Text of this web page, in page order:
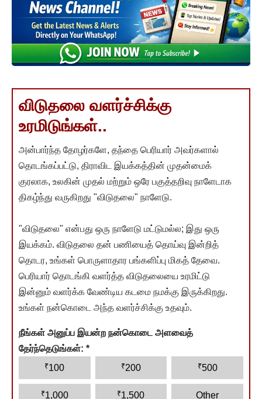
விடுதலை வளர்ச்சிக்கு
உரமிடுங்கள்..
அன்பார்ந்த தோழர்களே, தந்தை பெரியார் அவர்களால்
தொடங்கப்பட்டு, திராவிட இயக்கத்தின் முதன்மைக்
குரலாக, உலகின் முதல் மற்றும் ஒரே பகுத்தறிவு நாளேடாக
திகழ்ந்து வருகிறது "விடுதலை" நாளேடு.
"விடுதலை" என்பது ஒரு நாளேடு மட்டுமல்ல; இது ஒரு
இயக்கம். விடுதலை தன் பணியைத் தொய்வு இன்றித்
தொடர, உங்கள் பொருளாதார பங்களிப்பு மிகத் தேவை.
பெரியார் தொடங்கி வளர்த்த விடுதலையை உரமிட்டு
இன்னும் வளர்க்க வேண்டிய கடமை நமக்கு இருக்கிறது.
உங்கள் நன்கொடை அந்த வளர்ச்சிக்கு உதவும்.
நீங்கள் அனுப்ப இயன்ற நன்கொடை அளவைத்
தேர்ந்தெடுங்கள்: *
₹100 ₹200 ₹500
₹1,000 ₹1,500 Other